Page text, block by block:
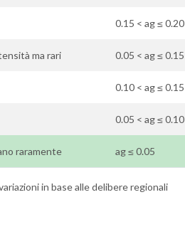
0.15 < ag ≤ 0.20
ma rari 0.05 < ag ≤ 0.15
0.10 < ag ≤ 0.15
0.05 < ag ≤ 0.10
raramente ag ≤ 0.05
in base alle delibere regionali